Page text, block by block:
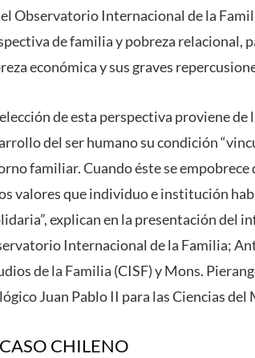
Observatorio Internacional de la
de familia y pobreza relacional,
económica y sus graves
de esta perspectiva proviene
del ser humano su condición
familiar. Cuando éste se
valores que individuo e institución
explican en la presentación del
Internacional de la Familia;
de la Familia (CISF) y Mons.
Juan Pablo II para las Ciencias
CHILENO